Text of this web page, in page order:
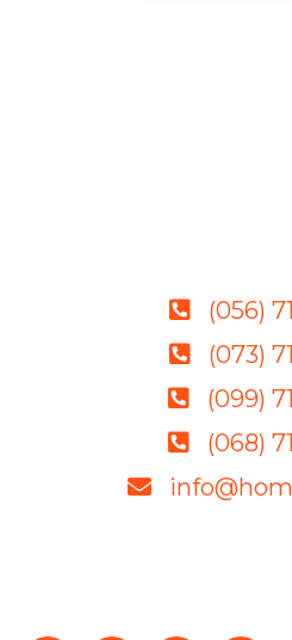
(056)
(073)
(099)
(068)